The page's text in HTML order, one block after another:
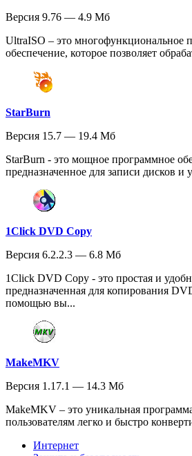
Версия 9.76 — 4.9 Мб
UltraISO – это многофункциональное
обеспечение, которое позволяет
StarBurn
Версия 15.7 — 19.4 Мб
StarBurn - это мощное программное
предназначенное для записи дисков
1Click DVD Copy
Версия 6.2.2.3 — 6.8 Мб
1Click DVD Copy - это простая и
предназначенная для копирования
помощью вы...
MakeMKV
Версия 1.17.1 — 14.3 Мб
MakeMKV – это уникальная
пользователям легко и быстро
Интернет